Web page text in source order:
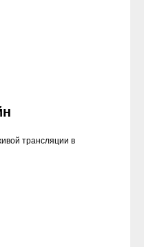
трансляции в